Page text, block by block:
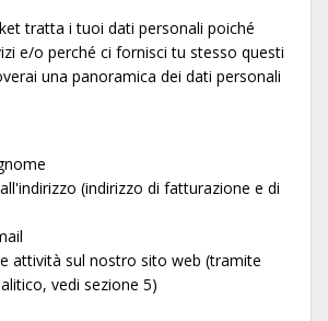
tratta i tuoi dati personali poiché
e/o perché ci fornisci tu stesso questi
una panoramica dei dati personali
(indirizzo di fatturazione e di
attività sul nostro sito web (tramite
vedi sezione 5)